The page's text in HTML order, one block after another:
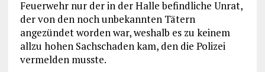
Feuerwehr nur der in der Halle befindliche Unrat,
der von den noch unbekannten Tätern
angezündet worden war, weshalb es zu keinem
allzu hohen Sachschaden kam, den die Polizei
vermelden musste.